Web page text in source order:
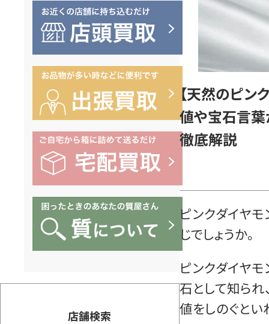
店舗検索
【天然のピン
値や宝石言葉
徹底解説
ピンクダイヤ
じでしょうか。
ピンクダイヤ
石として知ら
値をしのぐとい